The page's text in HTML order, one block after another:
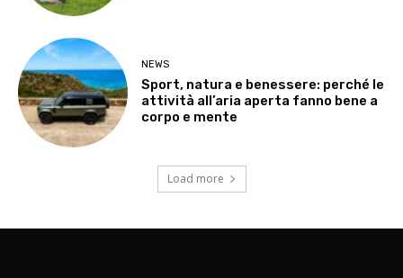
NEWS
Sport, natura e benessere: perché le
attività all’aria aperta fanno bene a
corpo e mente
Load more